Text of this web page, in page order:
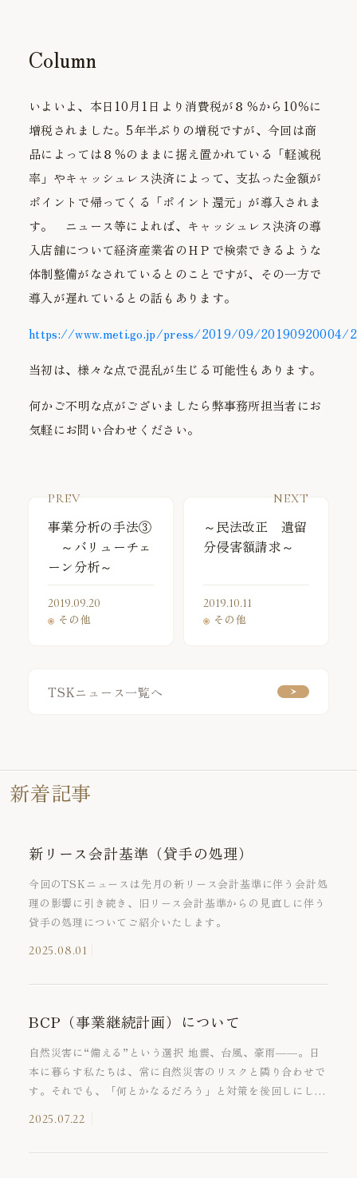
Column
いよいよ、本日10月1日より消費税が８％から10％に
増税されました。5年半ぶりの増税ですが、今回は商
品によっては８％のままに据え置かれている「軽減税
率」やキャッシュレス決済によって、支払った金額が
ポイントで帰ってくる「ポイント還元」が導入されま
す。 ニュース等によれば、キャッシュレス決済の導
入店舗について経済産業省のＨＰで検索できるような
体制整備がなされているとのことですが、その一方で
導入が遅れているとの話もあります。
https://www.meti.go.jp/press/2019/09/20190920004/
当初は、様々な点で混乱が生じる可能性もあります。
何かご不明な点がございましたら弊事務所担当者にお
気軽にお問い合わせください。
PREV
事業分析の手法③
～バリューチェ
ーン分析～
2019.09.20
その他
NEXT
～民法改正 遺留
分侵害額請求～
2019.10.11
その他
TSKニュース一覧へ
新着記事
新リース会計基準（貸手の処理）
2025.08.01
今回のTSKニュースは先月の新リース会計基準に伴う会計処
理の影響に引き続き、旧リース会計基準からの見直しに伴う
貸手の処理についてご紹介いたします。
BCP（事業継続計画）について
2025.07.22
自然災害に“備える”という選択 地震、台風、豪雨――。日
本に暮らす私たちは、常に自然災害のリスクと隣り合わせで
す。それでも、「何とかなるだろう」と対策を後回しにして